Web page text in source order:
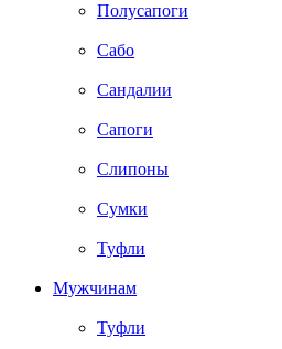
Полусапоги
Сабо
Сандалии
Сапоги
Слипоны
Сумки
Туфли
Мужчинам
Туфли